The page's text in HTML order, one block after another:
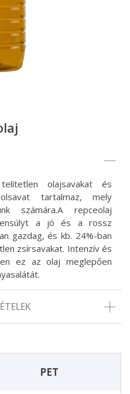
olajsavakat és
tartalmaz, mely
számára.A repceolaj
a jó és a rossz
gazdag, és kb. 24%-ban
zsírsavakat. Intenzív és
ez az olaj meglepően
PET